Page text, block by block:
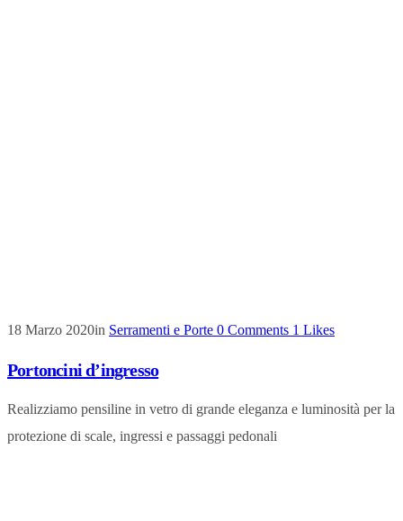
18 Marzo 2020in Serramenti e Porte 0 Comments 1 Likes
Portoncini d’ingresso
Realizziamo pensiline in vetro di grande eleganza e luminosità per la
protezione di scale, ingressi e passaggi pedonali